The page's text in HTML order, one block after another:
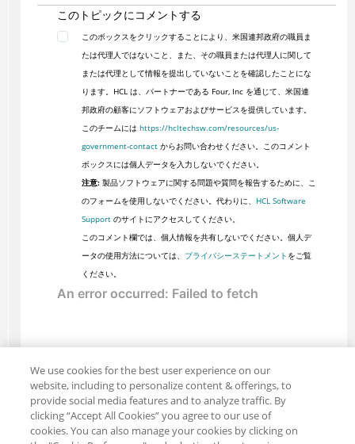
このトピックにコメントする
このボックスをクリックすることにより、米国連邦政府の職員ま
たは代理人ではないこと、また、その職員または代理人に関して
または代理として情報を提出していないことを確認したことにな
ります。HCL は、パートナーである Four, Inc を通じて、米国連
邦政府の顧客にソフトウェアおよびサービスを提供しています。
このチームには https://hcltechsw.com/resources/us-
government-contactからお問い合わせください。このコメント
ボックスには個人データを入力しないでください。
注意:製品ソフトウェアに関する問題や質問を報告するために、こ
のフォームを使用しないでください。代わりに、 HCL Software
Supportのサイトにアクセスしてください。
このコメント欄では、個人情報を共有しないでください。個人デ
ータの使用方法については、 プライバシーステートメント をご覧
ください。
We use cookies for the best user experience on our
website, including to personalize content & offerings, to
provide social media features and to analyze traffic. By
clicking “Accept All Cookies” you agree to our use of
cookies. You can also manage your cookies by clicking on